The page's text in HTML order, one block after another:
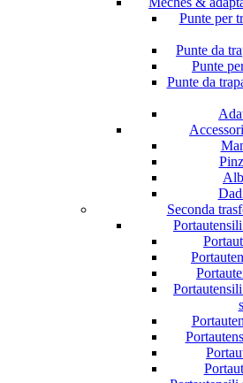
Punte per
Punte da
Punte
Punte da
Seconda